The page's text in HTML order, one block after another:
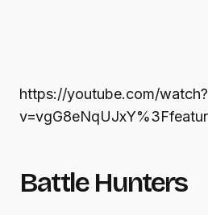
https://youtube.com/watch?
Battle Hunters